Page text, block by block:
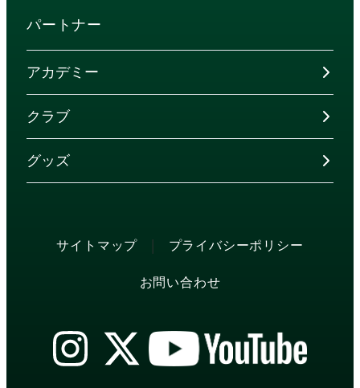
パートナー
アカデミー
クラブ
グッズ
サイトマップ | プライバシーポリシー
お問い合わせ